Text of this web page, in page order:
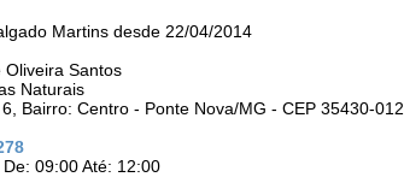
Martins desde 22/04/2014
Oliveira Santos
Naturais
Bairro: Centro - Ponte Nova/MG - CEP 35430-012
09:00 Até: 12:00